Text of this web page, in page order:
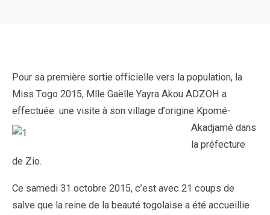
Pour sa première sortie officielle vers la population, la
Miss Togo 2015, Mlle Gaëlle Yayra Akou ADZOH a
effectuée une visite à son vi llage d’origine Kpomé-
Akadjamé dans
la préfecture
de Zio.
Ce samedi 31 octobre 2015, c’est avec 21 coups de
salve que la reine de la beauté togolaise a été accueillie